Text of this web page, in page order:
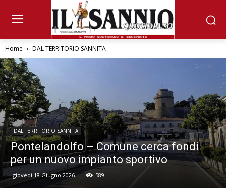
Home DAL TERRITORIO SANNITA
DAL TERRITORIO SANNITA
Pontelandolfo – Comune cerca fondi
per un nuovo impianto sportivo
giovedì 18 Giugno 2026 589